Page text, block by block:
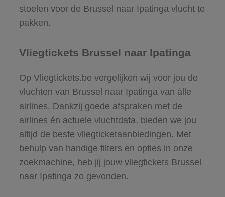
stoelen voor de Brussel naar Ipatinga vlucht te
pakken.
Vliegtickets Brussel naar Ipatinga
Op Vliegtickets.be vergelijken wij voor jou de
vluchten van Brussel naar Ipatinga van álle
airlines. Dankzij goede afspraken met de
airlines én actuele vluchtdata, bieden we jou
altijd de beste vliegticketaanbiedingen. Met
behulp van handige filters en opties in onze
zoekmachine, heb jij jouw vliegtickets Brussel
naar Ipatinga zo gevonden.